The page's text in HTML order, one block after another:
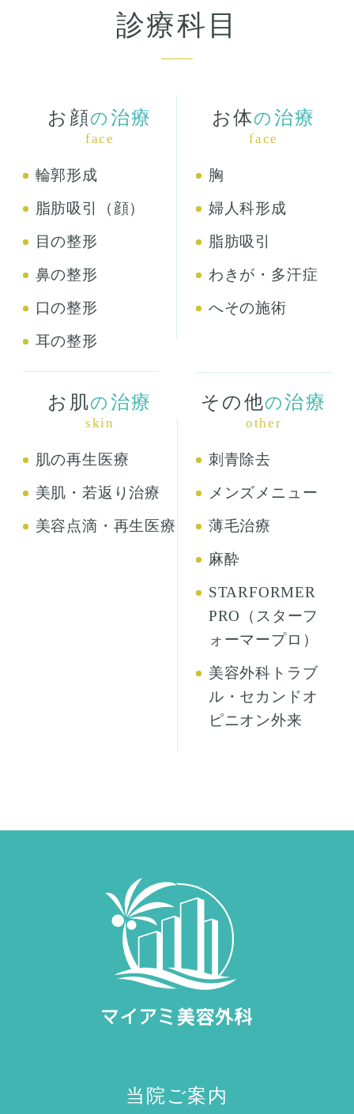
診療科目
お顔の 治療
face
輪郭形成
脂肪吸引（顔）
目の整形
鼻の整形
口の整形
耳の整形
お体の 治療
face
胸
婦人科形成
脂肪吸引
わきが・多汗症
へその施術
お肌の 治療
skin
肌の再生医療
美肌・若返り治療
美容点滴・再生医療
その他の治療
other
刺青除去
メンズメニュー
薄毛治療
麻酔
STARFORMER
PRO（スターフ
ォーマープロ）
美容外科トラブ
ル・セカンドオ
ピニオン外来
当院ご案内